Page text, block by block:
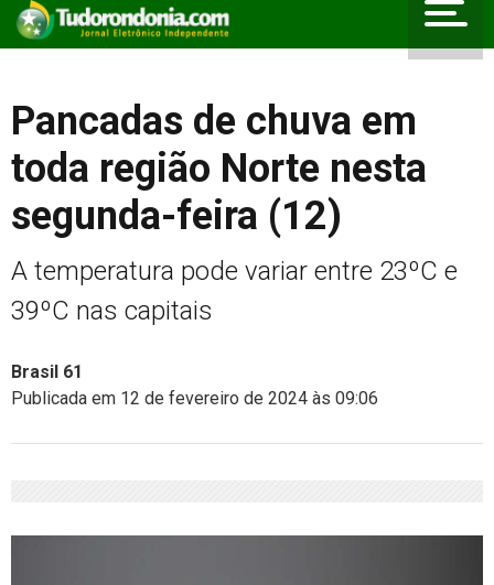
Pancadas de chuva em
toda região Norte nesta
segunda-feira (12)
A temperatura pode variar entre 23ºC e
39ºC nas capitais
Brasil 61
Publicada em 12 de fevereiro de 2024 às 09:06